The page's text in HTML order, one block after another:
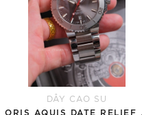
DÂY CAO SU